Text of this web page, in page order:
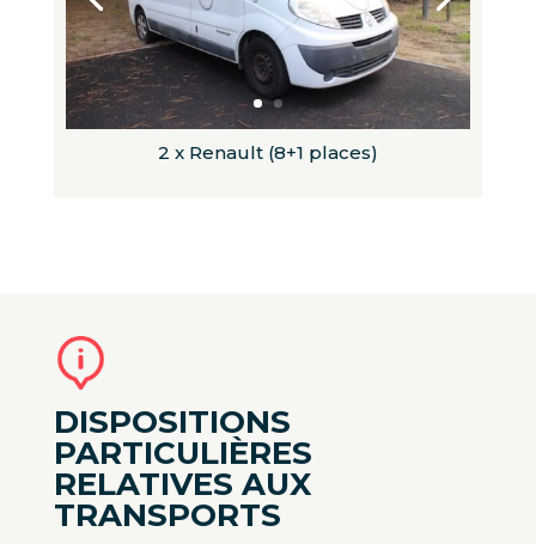
2 x Renault (8+1 places)
DISPOSITIONS
PARTICULIÈRES
RELATIVES AUX
TRANSPORTS